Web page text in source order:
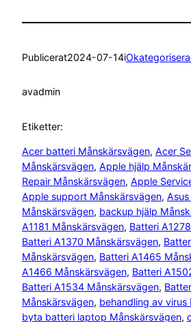
Publicerat2024-07-14i
avadmin
Etiketter:
Acer batteri Månskärsvägen, Acer
Månskärsvägen, Apple hjälp
Repair Månskärsvägen, Apple
Apple support Månskärsvägen,
Månskärsvägen, backup hjälp
A1181 Månskärsvägen, Batteri
Batteri A1370 Månskärsvägen,
Månskärsvägen, Batteri A1465
A1466 Månskärsvägen, Batteri
Batteri A1534 Månskärsvägen,
Månskärsvägen, behandling av virus
byta batteri laptop Månskärsvägen,